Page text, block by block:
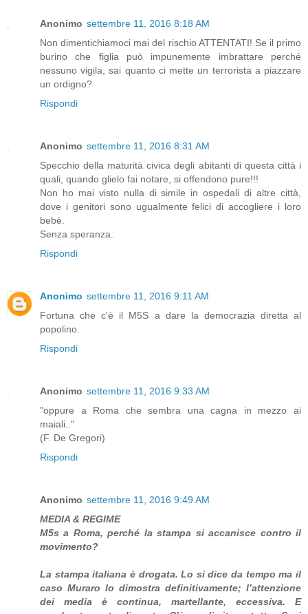
Anonimo settembre 11, 2016 8:18 AM
Non dimentichiamoci mai del rischio ATTENTATI! Se il primo
burino che figlia può impunemente imbrattare perché
nessuno vigila, sai quanto ci mette un terrorista a piazzare
un ordigno?
Rispondi
Anonimo settembre 11, 2016 8:31 AM
Specchio della maturità civica degli abitanti di questa città i
quali, quando glielo fai notare, si offendono pure!!!
Non ho mai visto nulla di simile in ospedali di altre città,
dove i genitori sono ugualmente felici di accogliere i loro
bebè.
Senza speranza.
Rispondi
Anonimo settembre 11, 2016 9:11 AM
Fortuna che c'è il M5S a dare la democrazia diretta al
popolino.
Rispondi
Anonimo settembre 11, 2016 9:33 AM
"oppure a Roma che sembra una cagna in mezzo ai
maiali.."
(F. De Gregori)
Rispondi
Anonimo settembre 11, 2016 9:49 AM
MEDIA & REGIME
M5s a Roma, perché la stampa si accanisce contro il
movimento?
La stampa italiana è drogata. Lo si dice da tempo ma il
caso Muraro lo dimostra definitivamente; l’attenzione
dei media è continua, martellante, eccessiva. E